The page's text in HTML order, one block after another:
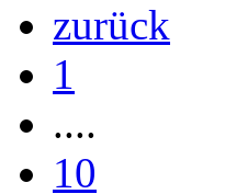
zurück
1
....
10